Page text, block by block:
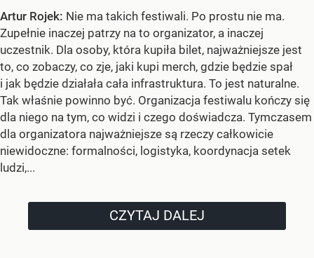
Artur Rojek: Nie ma takich festiwali. Po prostu nie ma.
Zupełnie inaczej patrzy na to organizator, a inaczej
uczestnik. Dla osoby, która kupiła bilet, najważniejsze jest
to, co zobaczy, co zje, jaki kupi merch, gdzie będzie spał
i jak będzie działała cała infrastruktura. To jest naturalne.
Tak właśnie powinno być. Organizacja festiwalu kończy się
dla niego na tym, co widzi i czego doświadcza. Tymczasem
dla organizatora najważniejsze są rzeczy całkowicie
niewidoczne: formalności, logistyka, koordynacja setek
ludzi,...
CZYTAJ DALEJ